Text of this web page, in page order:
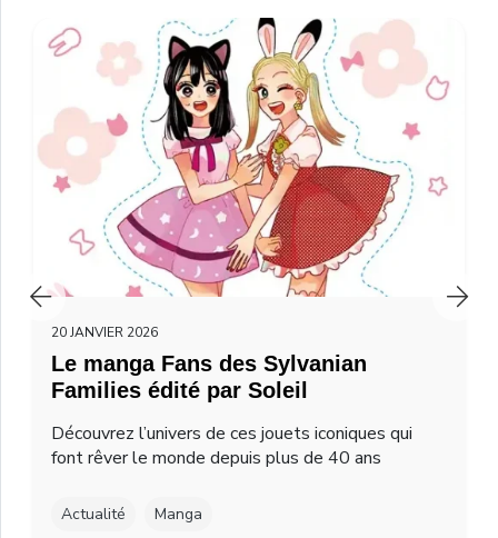
20 JANVIER 2026
Le manga Fans des Sylvanian
Families édité par Soleil
Découvrez l’univers de ces jouets iconiques qui
font rêver le monde depuis plus de 40 ans
Actualité Manga